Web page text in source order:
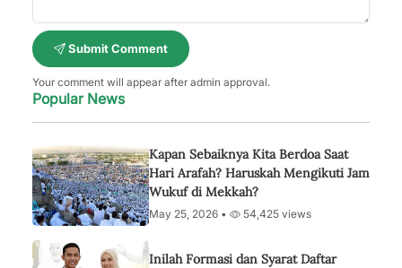
Submit Comment
Your comment will appear after admin approval.
Popular News
Kapan Sebaiknya Kita Berdoa Saat
Hari Arafah? Haruskah Mengikuti Jam
Wukuf di Mekkah?
May 25, 2026 • 54,425 views
Inilah Formasi dan Syarat Daftar